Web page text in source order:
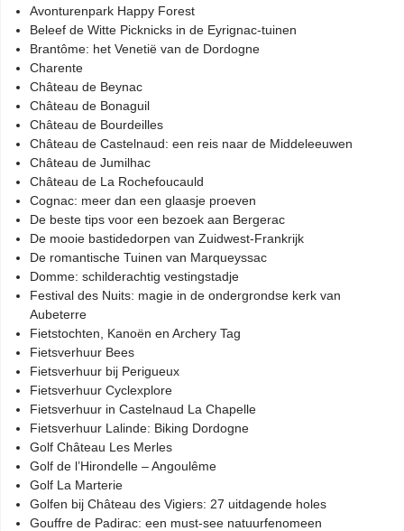
Avonturenpark Happy Forest
Beleef de Witte Picknicks in de Eyrignac-tuinen
Brantôme: het Venetië van de Dordogne
Charente
Château de Beynac
Château de Bonaguil
Château de Bourdeilles
Château de Castelnaud: een reis naar de Middeleeuwen
Château de Jumilhac
Château de La Rochefoucauld
Cognac: meer dan een glaasje proeven
De beste tips voor een bezoek aan Bergerac
De mooie bastidedorpen van Zuidwest-Frankrijk
De romantische Tuinen van Marqueyssac
Domme: schilderachtig vestingstadje
Festival des Nuits: magie in de ondergrondse kerk van
Aubeterre
Fietstochten, Kanoën en Archery Tag
Fietsverhuur Bees
Fietsverhuur bij Perigueux
Fietsverhuur Cyclexplore
Fietsverhuur in Castelnaud La Chapelle
Fietsverhuur Lalinde: Biking Dordogne
Golf Château Les Merles
Golf de l’Hirondelle – Angoulême
Golf La Marterie
Golfen bij Château des Vigiers: 27 uitdagende holes
Gouffre de Padirac: een must-see natuurfenomeen